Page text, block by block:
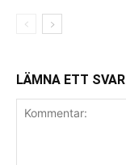
LÄMNA ETT SVAR